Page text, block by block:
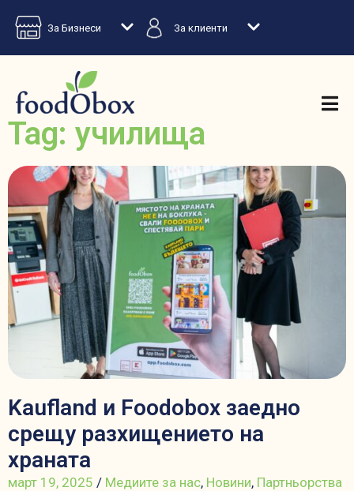
За Бизнеси За клиенти
Tag: училища
Kaufland и Foodobox заедно
срещу разхищението на
храната
март 19, 2025 / Медиите за нас, Новини, Партньорства